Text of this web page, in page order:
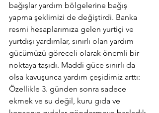
bağışlar yardım bölgelerine bağış
yapma şeklimizi de değiştirdi. Banka
resmi hesaplarımıza gelen yurtiçi ve
yurtdışı yardımlar, sınırlı olan yardım
gücümüzü göreceli olarak önemli bir
noktaya taşıdı. Maddi güce sınırlı da
olsa kavuşunca yardım çeşidimiz arttı:
Özellikle 3. günden sonra sadece
ekmek ve su değil, kuru gıda ve